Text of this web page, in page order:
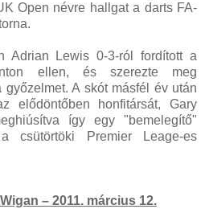
Open névre hallgat a darts FA-
Adrian Lewis 0-3-ról fordított a
ellen, és szerezte meg
A skót másfél év után
elődöntőben honfitársát, Gary
így egy "bemelegítő"
csütörtöki Premier Leage-es
– 2011. március 12.